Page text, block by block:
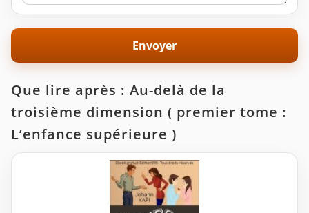
Que lire après : Au-delà de la
troisième dimension ( premier tome :
L’enfance supérieure )